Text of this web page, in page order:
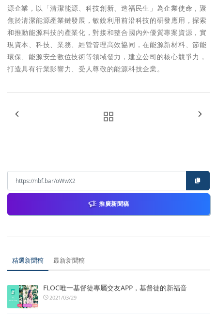
源企業，以「清潔能源、科技創新、造福民生」為企業使命，聚
焦於清潔能源產業鏈發展，敏銳利用前沿科技的研發應用，探索
和推動能源科技的產業化，對接和整合國內外優質專案資源，實
現資本、科技、業務、經營管理高效協同，在能源新材料、節能
環保、能源安全數位技術等領域發力，建立公司的核心競爭力，
打造具有行業影響力、受人尊敬的能源科技企業。
推廣新聞稿
精選新聞稿 最新新聞稿
FLOC唯一基督徒專屬交友APP，基督徒的新福音
2021/03/29